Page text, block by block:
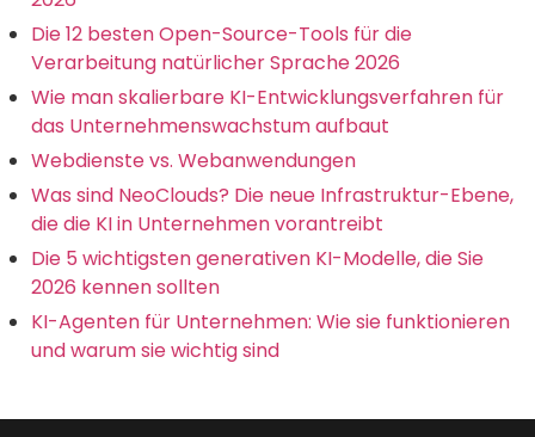
Die 12 besten Open-Source-Tools für die
Verarbeitung natürlicher Sprache 2026
Wie man skalierbare KI-Entwicklungsverfahren für
das Unternehmenswachstum aufbaut
Webdienste vs. Webanwendungen
Was sind NeoClouds? Die neue Infrastruktur-Ebene,
die die KI in Unternehmen vorantreibt
Die 5 wichtigsten generativen KI-Modelle, die Sie
2026 kennen sollten
KI-Agenten für Unternehmen: Wie sie funktionieren
und warum sie wichtig sind